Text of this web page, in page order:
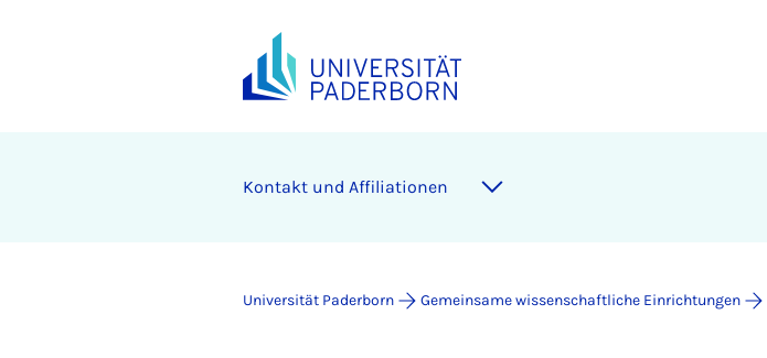
Kontakt und Affiliationen
Universität Paderborn Gemeinsame wissenschaftliche Einrichtungen